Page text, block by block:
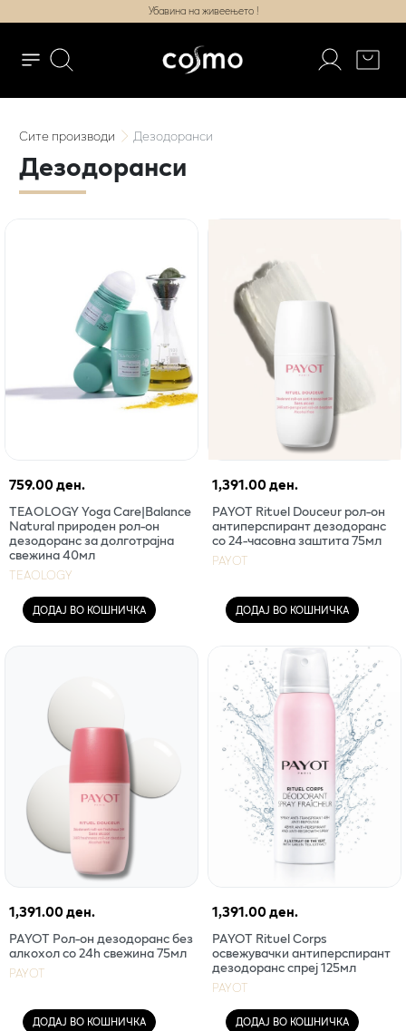
Убавина на живеењето !
Ситепроизводи Дезодоранси
Дезодоранси
759.00 ден.
TEAOLOGY Yoga Care|Balance
Natural природен рол-он
дезодоранс за долготрајна
свежина 40мл
TEAOLOGY
ДОДАЈ ВО КОШНИЧКА
1,391.00 ден.
PAYOT Rituel Douceur рол-он
антиперспирант дезодоранс
со 24-часовна заштита 75мл
PAYOT
ДОДАЈ ВО КОШНИЧКА
1,391.00 ден.
PAYOT Рол-он дезодоранс без
алкохол со 24h свежина 75мл
PAYOT
ДОДАЈ ВО КОШНИЧКА
1,391.00 ден.
PAYOT Rituel Corps
oсвежувачки антиперспирант
дезодоранс спреј 125мл
PAYOT
ДОДАЈ ВО КОШНИЧКА